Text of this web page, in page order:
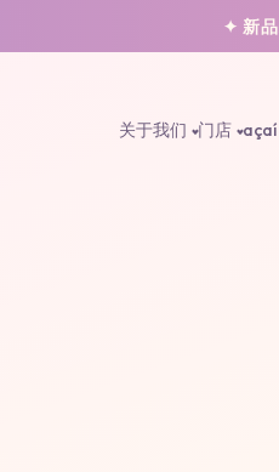
✦ 新
关于我们 门店